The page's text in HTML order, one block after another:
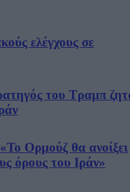
ελέγχους σε
του Τραμπ
Ορμούζ θα ανοίξει
όρους του Ιράν»